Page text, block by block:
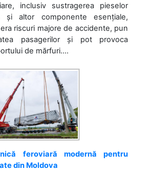
inclusiv sustragerea pieselor
și altor componente esențiale,
riscuri majore de accidente, pun
pasagerilor și pot provoca
de mărfuri....
feroviară modernă pentru
din Moldova